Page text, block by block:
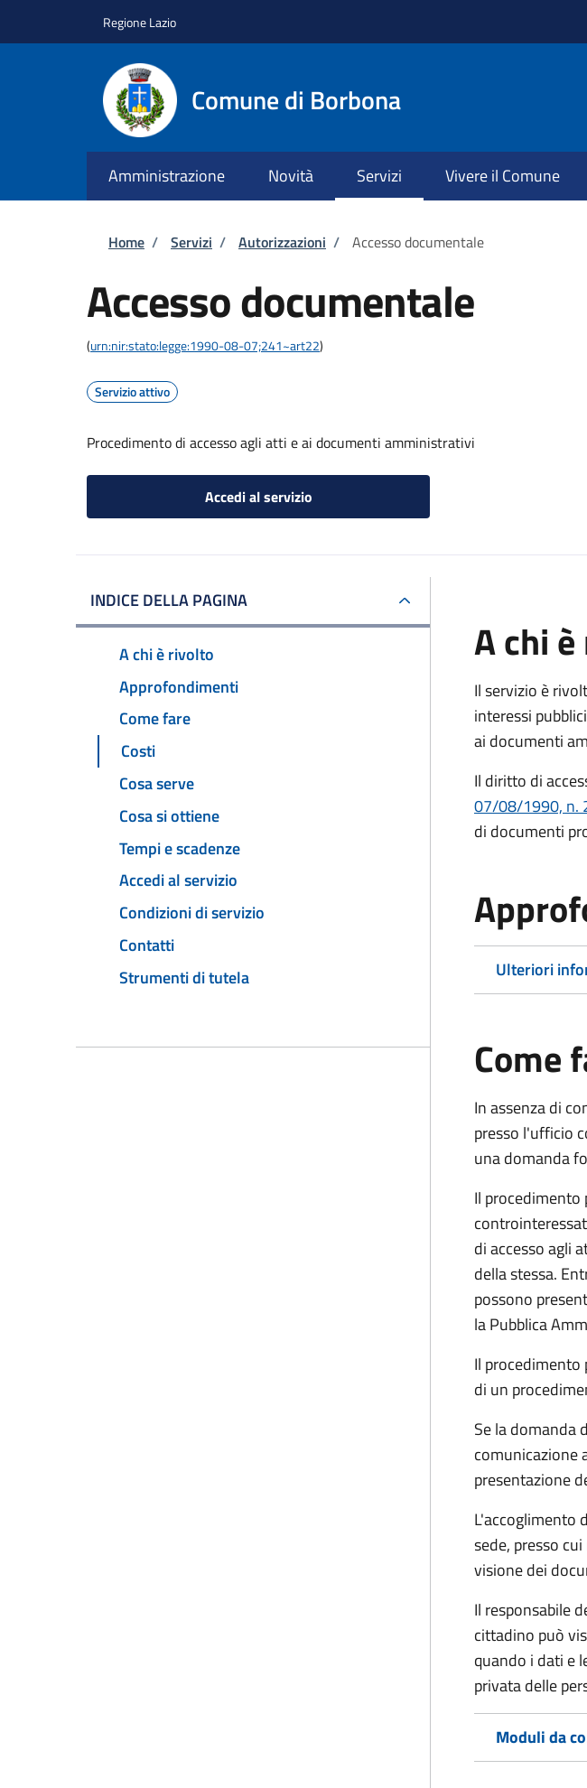
Regione Lazio
Comune di Borbona
Amministrazione Novità Servizi Vivere il Comune
Briciole di pane
Home / Servizi / Autorizzazioni / Accesso documentale
Accesso documentale
(urn:nir:stato:legge:1990-08-07;241~art22)
Servizio attivo
Procedimento di accesso agli atti e ai documenti amministrativi
Accedi al servizio
INDICE DELLA PAGINA
A chi è rivolto
Approfondimenti
Come fare
Costi
Cosa serve
Cosa si ottiene
Tempi e scadenze
Accedi al servizio
Condizioni di servizio
Contatti
Strumenti di tutela
A chi
Il servizio è
interessi
ai documenti
Il diritto di
07/08/1990, n.
di documenti
Ulteriori
Come
In assenza di
presso l'ufficio
una domanda
Il procedimento
di accesso agli
della stessa.
possono
la Pubblica
Il
di un
Se la domanda
comunicazione
presentazione
L'accoglimento
sede, presso
visione dei
Il responsabile
cittadino può
quando i dati e
privata delle
Moduli da